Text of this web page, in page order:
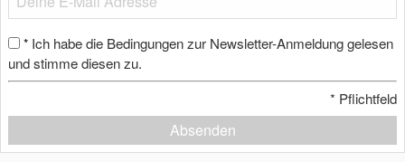
* Ich habe die Bedingungen zur Newsletter-Anmeldung gelesen
und stimme diesen zu.
* Pflichtfeld
Absenden